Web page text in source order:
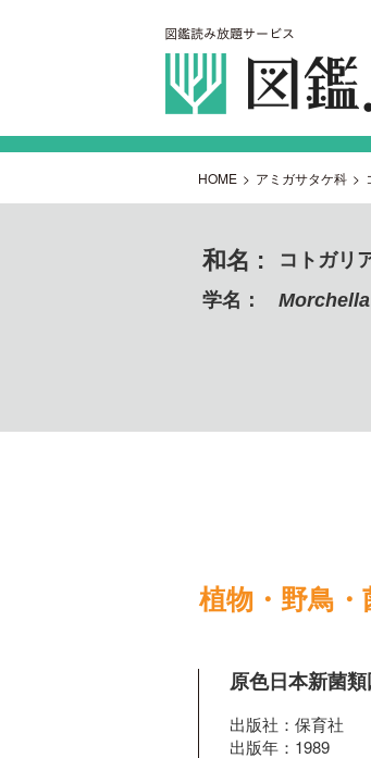
HOME > アミガサタケ科 >
和名 :
コトガリ
学名：
植物・野鳥
原色日本新菌類
出版社：保育社
出版年：1989